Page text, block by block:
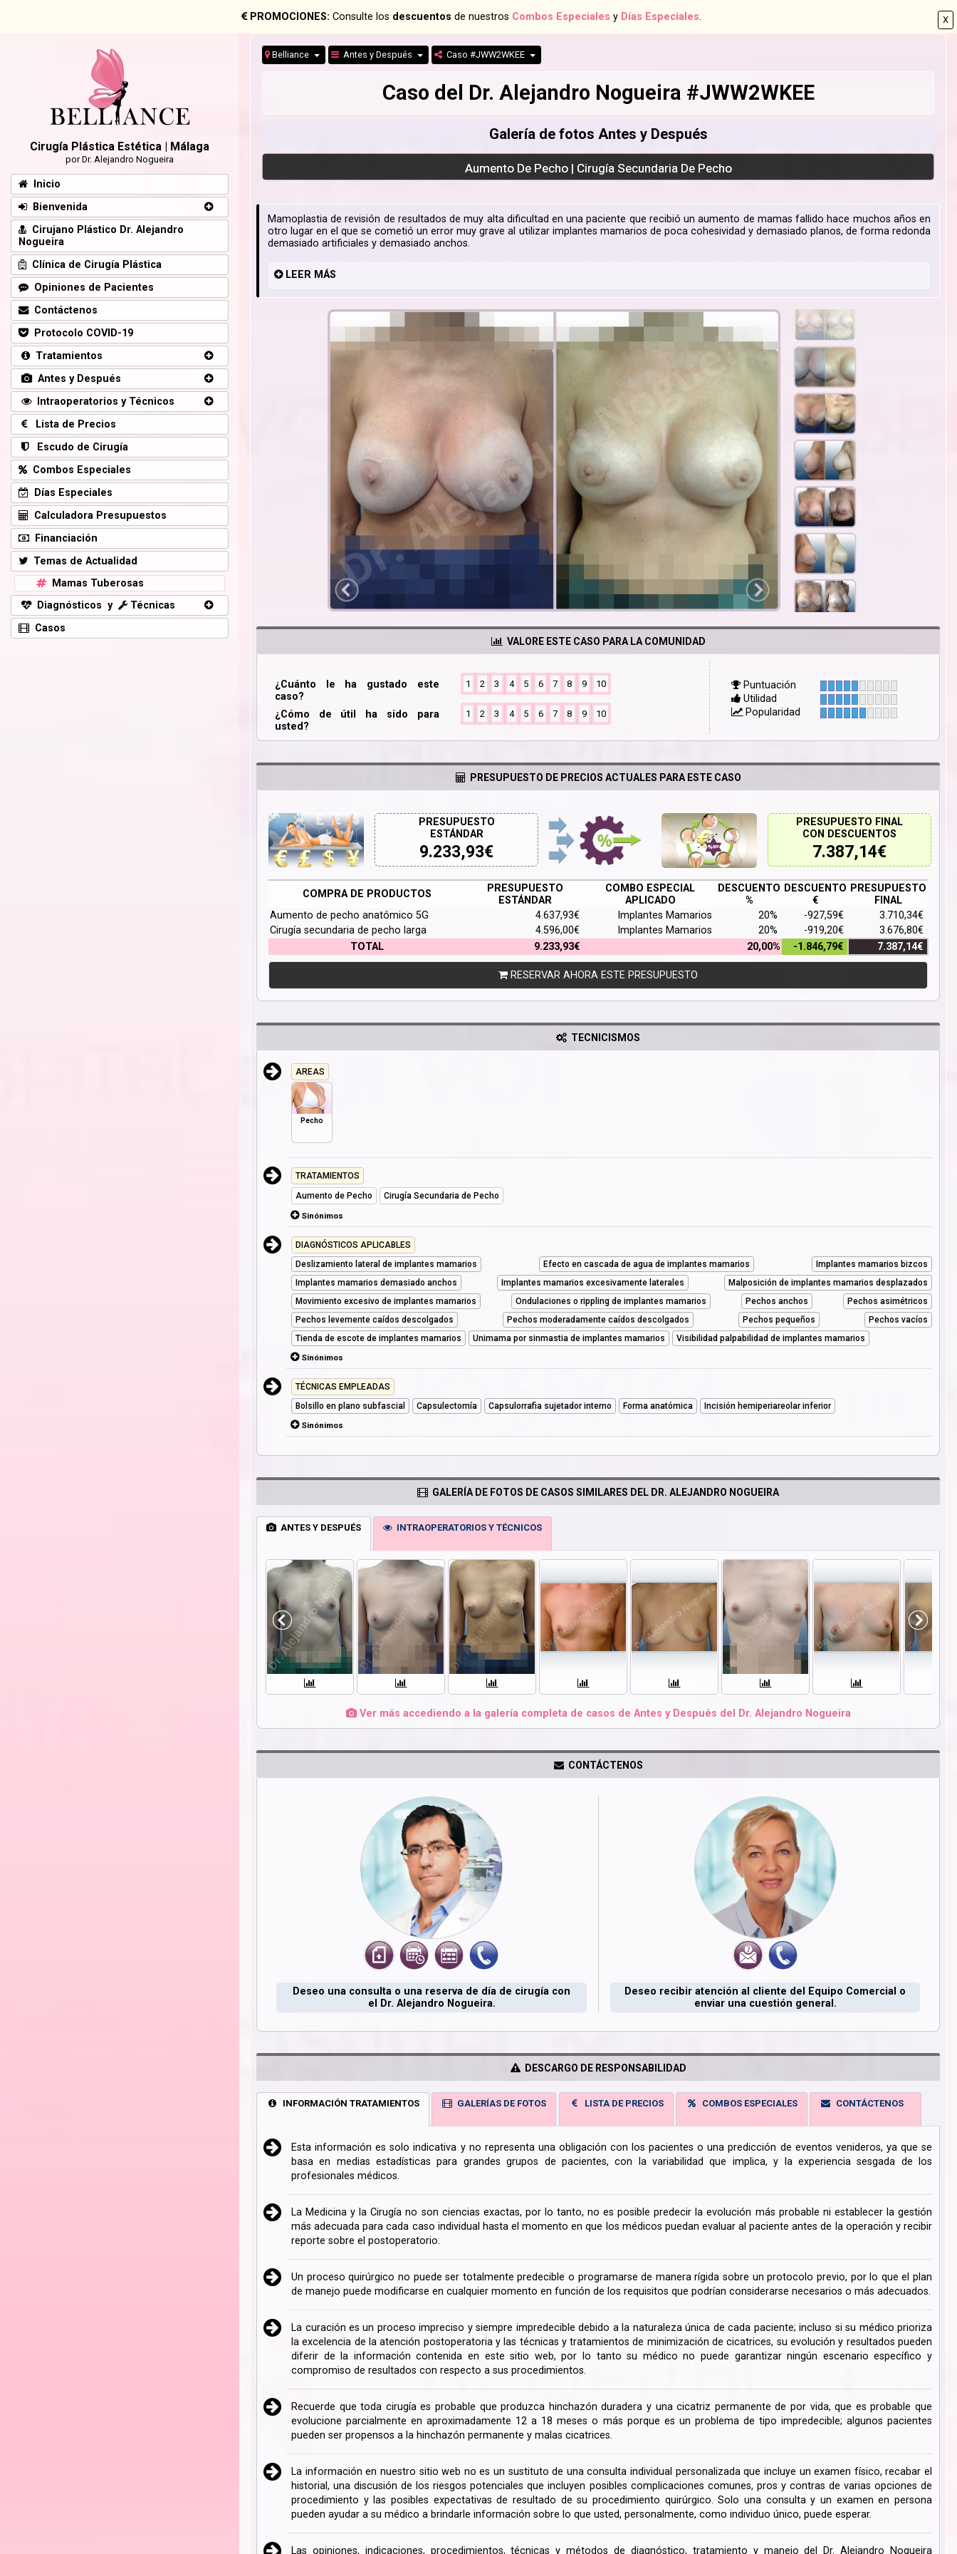
X
PROMOCIONES: Consulte los descuentos de nuestros Combos Especiales y Días Especiales.
Belliance Antes y Después Caso #JWW2WKEE
Caso del Dr. Alejandro Nogueira #JWW2WKEE
Galería de fotos Antes y Después
Aumento De Pecho | Cirugía Secundaria De Pecho
Mamoplastia de revisión de resultados de muy alta dificultad en una paciente que recibió un aumento de mamas fallido hace muchos años en
otro lugar en el que se cometió un error muy grave al utilizar implantes mamarios de poca cohesividad y demasiado planos, de forma redonda
demasiado artificiales y demasiado anchos.
LEER MÁS
VALORE ESTE CASO PARA LA COMUNIDAD
¿Cuánto le ha gustado este
caso?
1 2 3 4 5 6 7 8 9 10
¿Cómo de útil ha sido para
usted?
1 2 3 4 5 6 7 8 9 10
Puntuación
Utilidad
Popularidad
PRESUPUESTO DE PRECIOS ACTUALES PARA ESTE CASO
PRESUPUESTO
ESTÁNDAR
9.233,93€
PRESUPUESTO FINAL
CON DESCUENTOS
7.387,14€
COMPRA DE PRODUCTOS
PRESUPUESTO
ESTÁNDAR
COMBO ESPECIAL
APLICADO
DESCUENTO
%
DESCUENTO
€
PRESUPUESTO
FINAL
Aumento de pecho anatómico 5G
4.637,93€ Implantes Mamarios 20% -927,59€
3.710,34€
Cirugía secundaria de pecho larga
4.596,00€ Implantes Mamarios 20% -919,20€
3.676,80€
TOTAL
9.233,93€ 20,00% -1.846,79€ 7.387,14€
RESERVAR AHORA ESTE PRESUPUESTO
TECNICISMOS
AREAS
Pecho
TRATAMIENTOS
Aumento de Pecho
Cirugía Secundaria de Pecho
Sinónimos
DIAGNÓSTICOS APLICABLES
Deslizamiento lateral de implantes mamarios
Efecto en cascada de agua de implantes mamarios
Implantes mamarios bizcos
Implantes mamarios demasiado anchos
Implantes mamarios excesivamente laterales
Malposición de implantes mamarios desplazados
Movimiento excesivo de implantes mamarios
Ondulaciones o rippling de implantes mamarios Pechos anchos
Pechos asimétricos
Pechos levemente caídos descolgados
Pechos moderadamente caídos descolgados Pechos pequeños
Pechos vacíos
Tienda de escote de implantes mamarios
Unimama por sinmastia de implantes mamarios
Visibilidad palpabilidad de implantes mamarios
Sinónimos
TÉCNICAS EMPLEADAS
Bolsillo en plano subfascial
Capsulectomía Capsulorrafia sujetador interno Forma anatómica
Incisión hemiperiareolar inferior
Sinónimos
GALERÍA DE FOTOS DE CASOS SIMILARES DEL DR. ALEJANDRO NOGUEIRA
ANTES Y DESPUÉS INTRAOPERATORIOS Y TÉCNICOS
Ver más accediendo a la galería completa de casos de Antes y Después del Dr. Alejandro Nogueira
CONTÁCTENOS
Deseo una consulta o una reserva de día de cirugía con
el Dr. Alejandro Nogueira.
Deseo recibir atención al cliente del Equipo Comercial o
enviar una cuestión general.
DESCARGO DE RESPONSABILIDAD
INFORMACIÓN TRATAMIENTOS GALERÍAS DE FOTOS LISTA DE PRECIOS COMBOS ESPECIALES CONTÁCTENOS
Esta información es solo indicativa y no representa una obligación con los pacientes o una predicción de eventos venideros, ya que se
basa en medias estadísticas para grandes grupos de pacientes, con la variabilidad que implica, y la experiencia sesgada de los
profesionales médicos.
La Medicina y la Cirugía no son ciencias exactas, por lo tanto, no es posible predecir la evolución más probable ni establecer la gestión
más adecuada para cada caso individual hasta el momento en que los médicos puedan evaluar al paciente antes de la operación y recibir
reporte sobre el postoperatorio.
Un proceso quirúrgico no puede ser totalmente predecible o programarse de manera rígida sobre un protocolo previo, por lo que el plan
de manejo puede modificarse en cualquier momento en función de los requisitos que podrían considerarse necesarios o más adecuados.
La curación es un proceso impreciso y siempre impredecible debido a la naturaleza única de cada paciente; incluso si su médico prioriza
la excelencia de la atención postoperatoria y las técnicas y tratamientos de minimización de cicatrices, su evolución y resultados pueden
diferir de la información contenida en este sitio web, por lo tanto su médico no puede garantizar ningún escenario específico y
compromiso de resultados con respecto a sus procedimientos.
Recuerde que toda cirugía es probable que produzca hinchazón duradera y una cicatriz permanente de por vida, que es probable que
evolucione parcialmente en aproximadamente 12 a 18 meses o más porque es un problema de tipo impredecible; algunos pacientes
pueden ser propensos a la hinchazón permanente y malas cicatrices.
La información en nuestro sitio web no es un sustituto de una consulta individual personalizada que incluye un examen físico, recabar el
historial, una discusión de los riesgos potenciales que incluyen posibles complicaciones comunes, pros y contras de varias opciones de
procedimiento y las posibles expectativas de resultado de su procedimiento quirúrgico. Solo una consulta y un examen en persona
pueden ayudar a su médico a brindarle información sobre lo que usted, personalmente, como individuo único, puede esperar.
Las opiniones, indicaciones, procedimientos, técnicas y métodos de diagnóstico, tratamiento y manejo del Dr. Alejandro Nogueira
Cirugía Plástica Estética | Málaga
por Dr. Alejandro Nogueira
Inicio
Bienvenida
Cirujano Plástico Dr. Alejandro
Nogueira
Clínica de Cirugía Plástica
Opiniones de Pacientes
Contáctenos
Protocolo COVID-19
Tratamientos
Antes y Después
Intraoperatorios y Técnicos
Lista de Precios
Escudo de Cirugía
Combos Especiales
Días Especiales
Calculadora Presupuestos
Financiación
Temas de Actualidad
Mamas Tuberosas
Diagnósticos y
Técnicas
Casos